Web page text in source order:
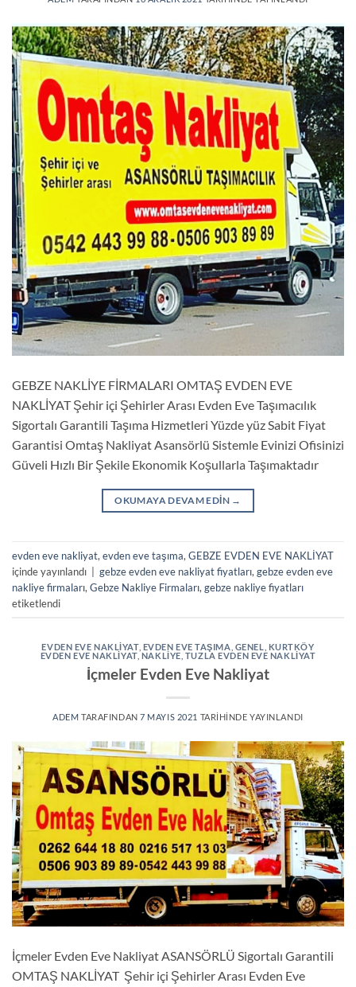
GEBZE NAKLİYE FİRMALARI OMTAŞ EVDEN EVE
NAKLİYAT Şehir içi Şehirler Arası Evden Eve Taşımacılık
Sigortalı Garantili Taşıma Hizmetleri Yüzde yüz Sabit Fiyat
Garantisi Omtaş Nakliyat Asansörlü Sistemle Evinizi Ofisinizi
Güveli Hızlı Bir Şekile Ekonomik Koşullarla Taşımaktadır
OKUMAYA DEVAM EDIN →
evden eve nakliyat, evden eve taşıma, GEBZE EVDEN EVE NAKLİYAT
içinde yayınlandı
gebze evden eve nakliyat fiyatları, gebze evden eve
nakliye firmaları, Gebze Nakliye Firmaları, gebze nakliye fiyatları
etiketlendi
EVDEN EVE NAKLIYAT, EVDEN EVE TAŞIMA GENEL
KURTKÖY
EVDEN EVE NAKLIYAT, NAKLIYE TUZLA EVDEN EVE NAKLIYAT
İçmeler Evden Eve Nakliyat
ADEM TARAFINDAN 7 MAYIS 2021 TARIHINDE YAYINLANDI
İçmeler Evden Eve Nakliyat ASANSÖRLÜ Sigortalı Garantili
OMTAŞ NAKLİYAT Şehir içi Şehirler Arası Evden Eve